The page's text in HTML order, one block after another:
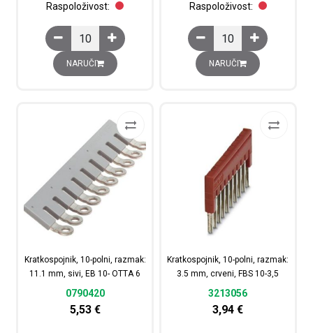
Raspoloživost:
Kratkojspojnik, 3-polni, razmak: 36 mm, sivi, EB 3-36/
NARUČI
Raspoloživost:
Kratkospojnik
NARUČI
Kratkospojnik, 10-polni, razmak:
11.1 mm, sivi, EB 10- OTTA 6
0790420
5,53 €
Kratkospojnik, 10-polni, razmak:
3.5 mm, crveni, FBS 10-3,5
3213056
3,94€